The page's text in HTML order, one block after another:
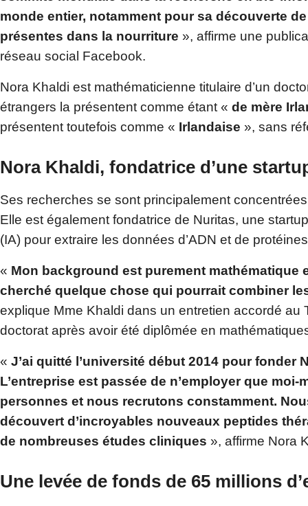
monde entier, notamment pour sa découverte
présentes dans la nourriture », affirme une
réseau social Facebook.
Nora Khaldi est mathématicienne titulaire d’un
étrangers la présentent comme étant « de mère
présentent toutefois comme « Irlandaise », sans
Nora Khaldi, fondatrice d’une
Ses recherches se sont principalement
Elle est également fondatrice de Nuritas, une
(IA) pour extraire les données d’ADN et de
« Mon background est purement mathématique
cherché quelque chose qui pourrait combiner
explique Mme Khaldi dans un entretien accordé
doctorat après avoir été diplômée en
« J’ai quitté l’université début 2014 pour
L’entreprise est passée de n’employer que
personnes et nous recrutons constamment.
découvert d’incroyables nouveaux peptides
de nombreuses études cliniques », affirme Nora
Une levée de fonds de 65 millions